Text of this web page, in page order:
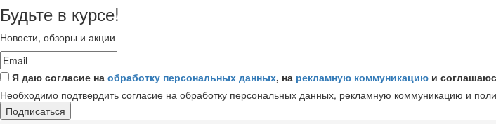
Будьте в курсе!
Новости, обзоры и акции
Я даю согласие на обработку персональных данных, на рекламную коммуникацию и
Необходимо подтвердить согласие на обработку персональных данных, рекламную коммуникацию и
Подписаться